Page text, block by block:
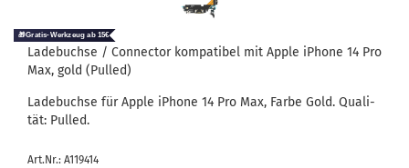
La­de­buch­se / Con­nec­tor kom­pa­ti­bel mit Apple iPho­ne 14 Pro
Max, gold (Pul­led)
La­de­buch­se für Apple iPho­ne 14 Pro Max, Farbe Gold. Qua­li­
tät: Pul­led.
Art.Nr.: A119414